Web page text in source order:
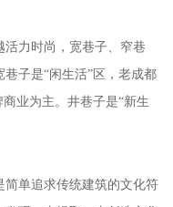
力时尚，宽巷子、窄巷
子是“闲生活”区，老成都
业为主。井巷子是“新生
单追求传统建筑的文化符